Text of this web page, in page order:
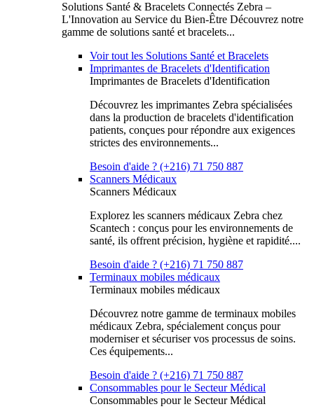
Solutions Santé & Bracelets Connectés Zebra –
L'Innovation au Service du Bien-Être Découvrez notre
gamme de solutions santé et bracelets...
Voir tout les Solutions Santé et Bracelets
Imprimantes de Bracelets d'Identification
Imprimantes de Bracelets d'Identification
Découvrez les imprimantes Zebra spécialisées
dans la production de bracelets d'identification
patients, conçues pour répondre aux exigences
strictes des environnements...
Besoin d'aide ? (+216) 71 750 887
Scanners Médicaux
Scanners Médicaux
Explorez les scanners médicaux Zebra chez
Scantech : conçus pour les environnements de
santé, ils offrent précision, hygiène et rapidité....
Besoin d'aide ? (+216) 71 750 887
Terminaux mobiles médicaux
Terminaux mobiles médicaux
Découvrez notre gamme de terminaux mobiles
médicaux Zebra, spécialement conçus pour
moderniser et sécuriser vos processus de soins.
Ces équipements...
Besoin d'aide ? (+216) 71 750 887
Consommables pour le Secteur Médical
Consommables pour le Secteur Médical